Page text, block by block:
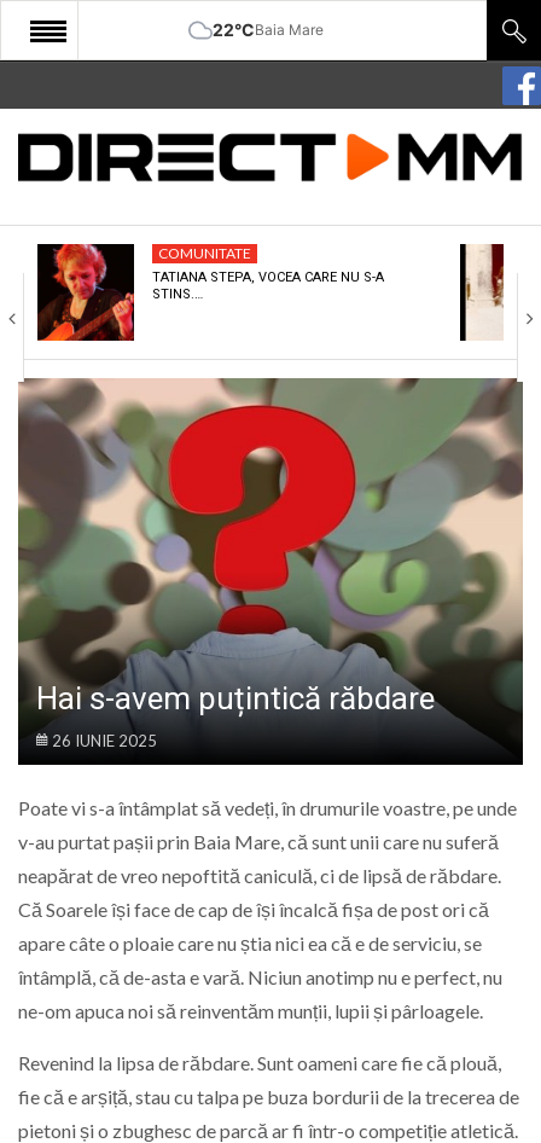
22°CBaia Mare
START
COMUNITATE
CULTURA
ECONOMIE
SANATATE
SPORT
SPECIAL
POLITIC
LIFE
COMUNITATE
TATIANA STEPA, VOCEA CARE NU S-A
STINS.…
Hai s-avem puțintică răbdare
26 IUNIE 2025
Poate vi s-a întâmplat să vedeți, în drumurile voastre, pe unde
v-au purtat pașii prin Baia Mare, că sunt unii care nu suferă
neapărat de vreo nepoftită caniculă, ci de lipsă de răbdare.
Că Soarele își face de cap de își încalcă fișa de post ori că
apare câte o ploaie care nu știa nici ea că e de serviciu, se
întâmplă, că de-asta e vară. Niciun anotimp nu e perfect, nu
ne-om apuca noi să reinventăm munții, lupii și pârloagele.
Revenind la lipsa de răbdare. Sunt oameni care fie că plouă,
fie că e arșiță, stau cu talpa pe buza bordurii de la trecerea de
pietoni și o zbughesc de parcă ar fi într-o competiție atletică.